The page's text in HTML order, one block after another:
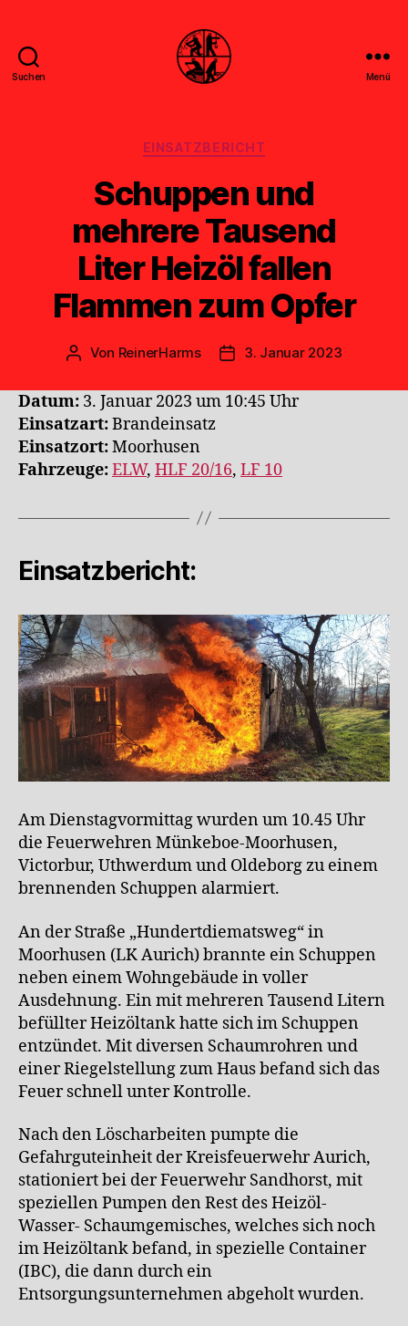
Suchen Menü
Kategorien
EINSATZBERICHT
Schuppen und
mehrere Tausend
Liter Heizöl fallen
Flammen zum Opfer
Beitragsautor
Von ReinerHarms Veröffentlichungsdatum
3. Januar 2023
Datum: 3. Januar 2023 um 10:45 Uhr
Einsatzart:Brandeinsatz
Einsatzort:Moorhusen
Fahrzeuge:ELW, HLF 20/16, LF 10
Einsatzbericht:
Am Dienstagvormittag wurden um 10.45 Uhr
die Feuerwehren Münkeboe-Moorhusen,
Victorbur, Uthwerdum und Oldeborg zu einem
brennenden Schuppen alarmiert.
An der Straße „Hundertdiematsweg“ in
Moorhusen (LK Aurich) brannte ein Schuppen
neben einem Wohngebäude in voller
Ausdehnung. Ein mit mehreren Tausend Litern
befüllter Heizöltank hatte sich im Schuppen
entzündet. Mit diversen Schaumrohren und
einer Riegelstellung zum Haus befand sich das
Feuer schnell unter Kontrolle.
Nach den Löscharbeiten pumpte die
Gefahrguteinheit der Kreisfeuerwehr Aurich,
stationiert bei der Feuerwehr Sandhorst, mit
speziellen Pumpen den Rest des Heizöl-
Wasser- Schaumgemisches, welches sich noch
im Heizöltank befand, in spezielle Container
(IBC), die dann durch ein
Entsorgungsunternehmen abgeholt wurden.